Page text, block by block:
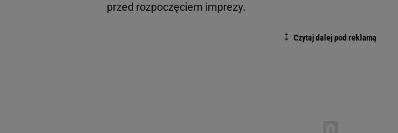
przed rozpoczęciem imprezy.